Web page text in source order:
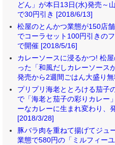
どん」が本日13日(水)発売～
で30円引き [2018/6/13]
松屋のとんかつ業態が150店
でコーラセット100円引きの
で開催 [2018/5/16]
カレーソースに浸るかつ! 松
った「和風だしカレーソース
発売から2週間ごはん大盛り
プリプリ海老ととろける茄子
で「海老と茄子の彩りカレー
ーなカレーに生まれ変わり、
[2018/3/28]
豚バラ肉を重ねて揚げてジュ
業態で580円の「ミルフィー